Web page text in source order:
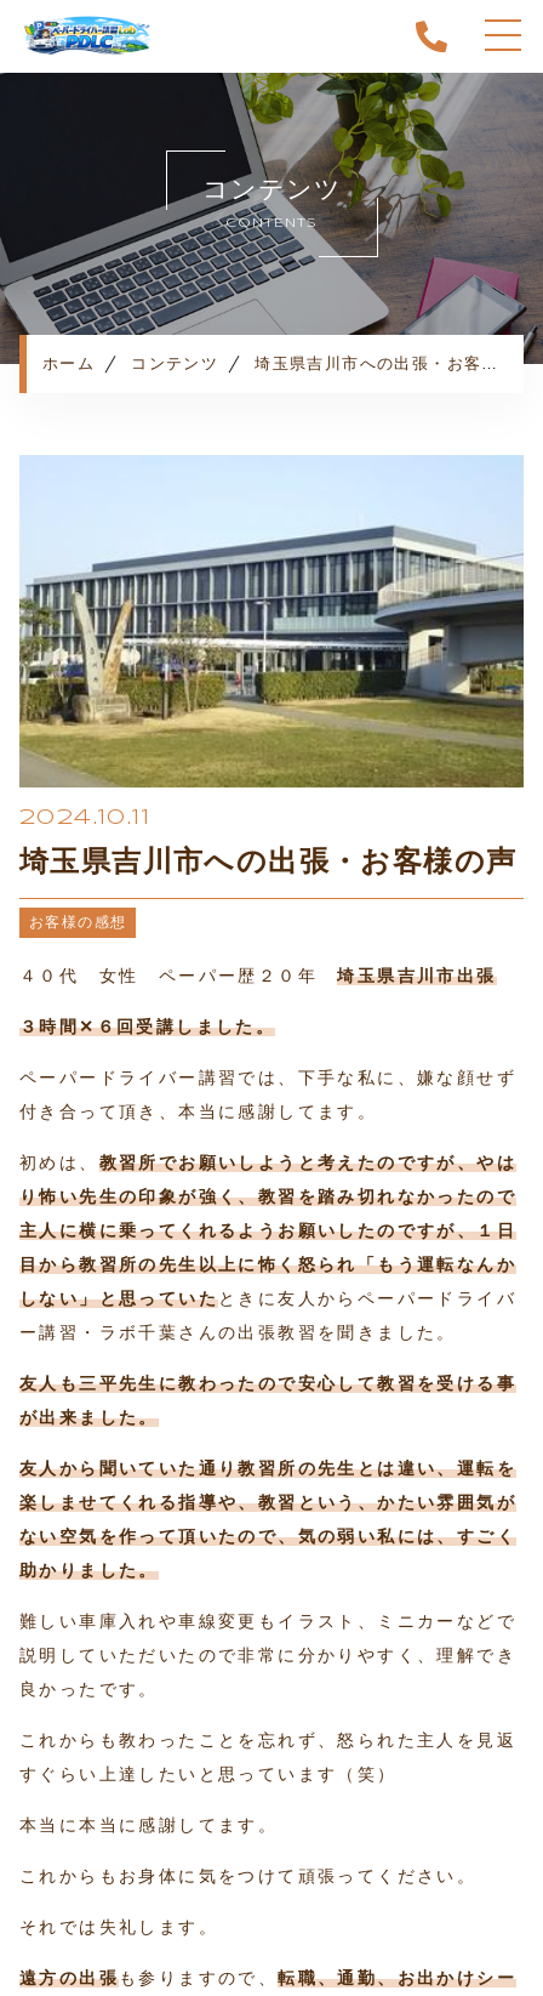
ホーム
当スクールについて
キャンペーン
料金表・コース
出張エリア
予約状況
プライバシーポリシー
コンテンツ
CONTENTS
ホーム コンテンツ 埼玉県吉川市への出張・お客様の声
2024.10.11
埼玉県吉川市への出張・お客様の声
お客様の感想
４０代 女性 ペーパー歴２０年埼玉県吉川市出張
３時間✕６回受講しました。
ペーパードライバー講習では、下手な私に、嫌な顔せず
付き合って頂き、本当に感謝してます。
初めは、 教習所でお願いしようと考えたのですが、やは
り怖い先生の印象が強く、教習を踏み切れなかったので
主人に横に乗ってくれるようお願いしたのですが、１日
目から教習所の先生以上に怖く怒られ「もう運転なんか
しない」と思っていたときに友人からペーパードライバ
ー講習・ラボ千葉さんの出張教習を聞きました。
友人も三平先生に教わったので安心して教習を受ける事
が出来ました。
友人から聞いていた通り教習所の先生とは違い、運転を
楽しませてくれる指導や、教習という、かたい雰囲気が
ない空気を作って頂いたので、気の弱い私には、すごく
助かりました。
難しい車庫入れや車線変更もイラスト、ミニカーなどで
説明していただいたので非常に分かりやすく、理解でき
良かったです。
これからも教わったことを忘れず、怒られた主人を見返
すぐらい上達したいと思っています（笑）
本当に本当に感謝してます。
これからもお身体に気をつけて頑張ってください。
それでは失礼します。
遠方の出張も参りますので、転職、通勤、お出かけシー